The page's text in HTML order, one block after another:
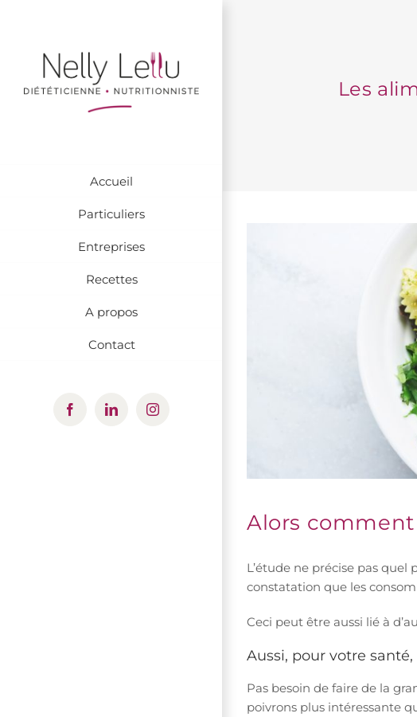
Accueil
Particuliers
Entreprises
Recettes
A propos
Contact
FacebookLinkedInInstagram
Les
Alors
L’étude ne précise pas
constatation que les
Ceci peut être aussi lié à
Aussi, pour votre
Pas besoin de faire de la
poivrons plus intéressante